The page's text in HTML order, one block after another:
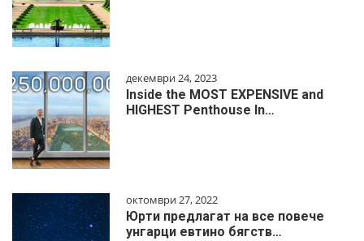
декември 24, 2023
Inside the MOST EXPENSIVE and
HIGHEST Penthouse In…
октомври 27, 2022
Юрти предлагат на все повече
унгарци евтино бягств…